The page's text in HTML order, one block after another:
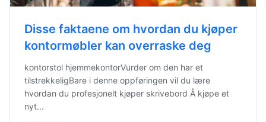
Disse faktaene om hvordan du kjøper
kontormøbler kan overraske deg
kontorstol hjemmekontorVurder om den har et
tilstrekkeligBare i denne oppføringen vil du lære
hvordan du profesjonelt kjøper skrivebord Å kjøpe et
nyt...